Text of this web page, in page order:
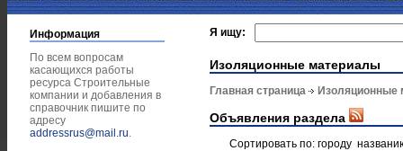
Информация
По всем вопросам
касающихся работы
ресурса Строительные
компании и добавления в
справочник пишите по
адресу
addressrus@mail.ru.
Я ищу:
Изоляционные материалы
Главная страница Изоляционные
Объявления раздела
Сортировать по: городу